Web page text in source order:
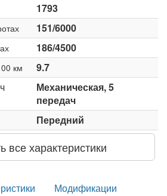
1793
151/6000
186/4500
км
9.7
Механическая, 5
передач
Передний
все характеристики
Модификации